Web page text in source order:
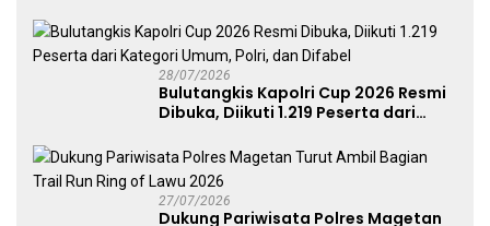
Atlet Nasional
28/07/2026
Bulutangkis Kapolri Cup 2026 Resmi
Dibuka, Diikuti 1.219 Peserta dari
27/07/2026
Dukung Pariwisata Polres Magetan